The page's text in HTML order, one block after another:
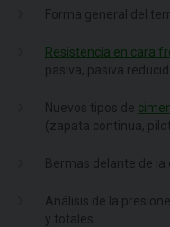
Forma general del
Resistencia en cara
pasiva, pasiva
Nuevos tipos de
(zapata continua,
Bermas delante de
Análisis de la
y totales